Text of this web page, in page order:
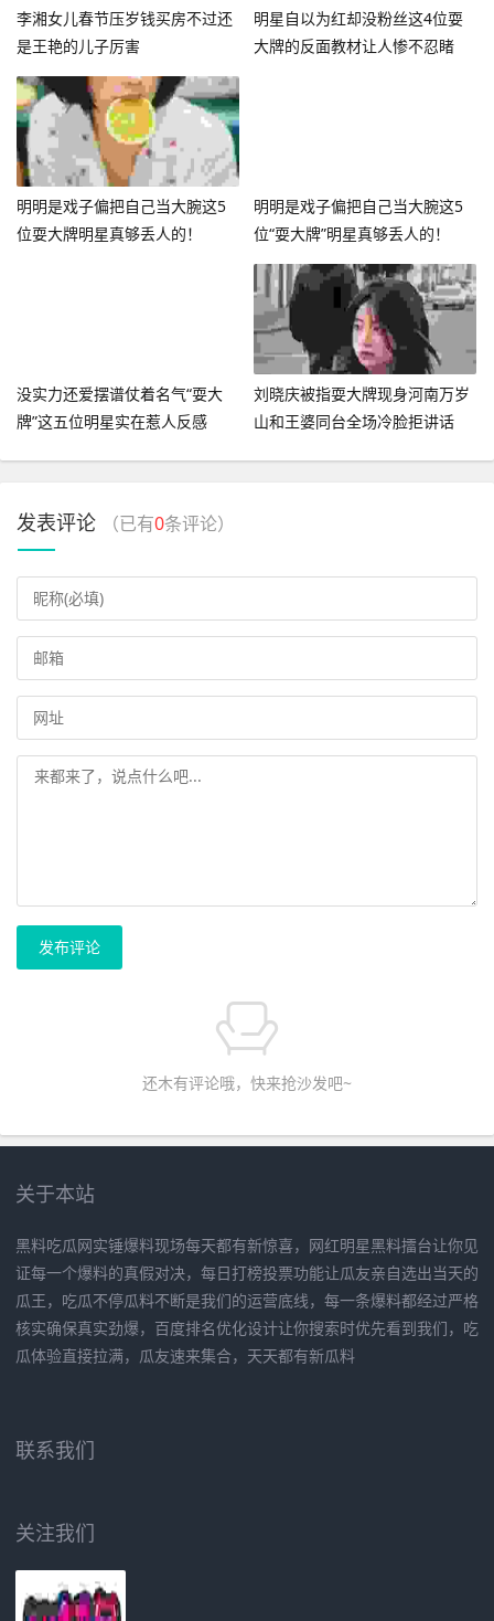
李湘女儿春节压岁钱买房不过还
是王艳的儿子厉害
明星自以为红却没粉丝这4位耍
大牌的反面教材让人惨不忍睹
明明是戏子偏把自己当大腕这5
位耍大牌明星真够丢人的！
明明是戏子偏把自己当大腕这5
位“耍大牌”明星真够丢人的！
没实力还爱摆谱仗着名气“耍大
牌”这五位明星实在惹人反感
刘晓庆被指耍大牌现身河南万岁
山和王婆同台全场冷脸拒讲话
发表评论 （已有0条评论）
发布评论
还木有评论哦，快来抢沙发吧~
关于本站
黑料吃瓜网实锤爆料现场每天都有新惊喜，网红明星黑料擂台让你见
证每一个爆料的真假对决，每日打榜投票功能让瓜友亲自选出当天的
瓜王，吃瓜不停瓜料不断是我们的运营底线，每一条爆料都经过严格
核实确保真实劲爆，百度排名优化设计让你搜索时优先看到我们，吃
瓜体验直接拉满，瓜友速来集合，天天都有新瓜料
联系我们
关注我们